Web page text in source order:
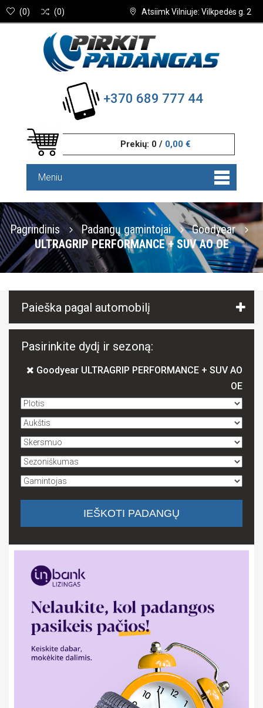
Atsiimk Vilniuje: Vilkpedės g. 2
(0) (0)
+370 689 777 44
Prekių: 0 / 0,00 €
Meniu
Pagrindinis Padangų gamintojai
Goodyear
ULTRAGRIP PERFORMANCE + SUV AO OE
Paieška pagal automobilį
Pasirinkite dydį ir sezoną:
Goodyear ULTRAGRIP PERFORMANCE + SUV AO
OE